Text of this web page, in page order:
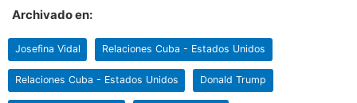
Archivado en:
Josefina Vidal Relaciones Cuba - Estados Unidos
Relaciones Cuba - Estados Unidos Donald Trump